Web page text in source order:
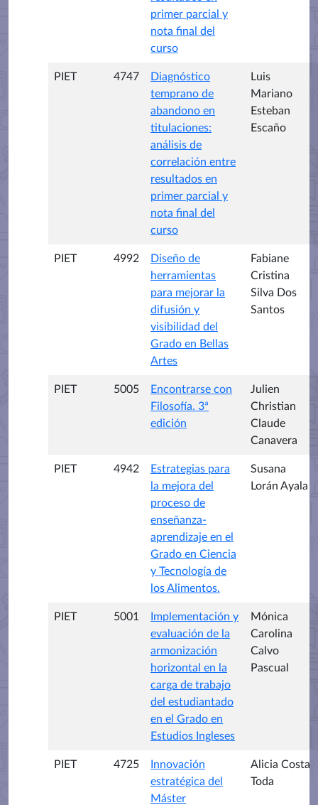
primer parcial y
nota final del
curso
PIET 4747
Diagnóstico
temprano de
abandono en
titulaciones:
análisis de
correlación entre
resultados en
primer parcial y
nota final del
curso
Luis
Mariano
Esteban
Escaño
PIET 4992
Diseño de
herramientas
para mejorar la
difusión y
visibilidad del
Grado en Bellas
Artes
Fabiane
Cristina
Silva Dos
Santos
PIET 5005
Encontrarse con
Filosofía. 3ª
edición
Julien
Christian
Claude
Canavera
PIET 4942
Estrategias para
la mejora del
proceso de
enseñanza-
aprendizaje en el
Grado en Ciencia
y Tecnología de
los Alimentos.
Susana
Lorán Ayala
PIET 5001
Implementación y
evaluación de la
armonización
horizontal en la
carga de trabajo
del estudiantado
en el Grado en
Estudios Ingleses
Mónica
Carolina
Calvo
Pascual
PIET 4725
Innovación
estratégica del
Máster
Alicia Costa
Toda